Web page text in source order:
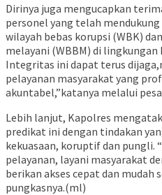
Dirinya juga mengucapkan
personel yang telah
wilayah bebas korupsi (WBK)
melayani (WBBM) di lingkungan
Integritas ini dapat terus
pelayanan masyarakat yang
akuntabel,”katanya melalui
Lebih lanjut, Kapolres
predikat ini dengan tindakan
kekuasaan, koruptif dan pungli.
pelayanan, layani masyarakat
berikan akses cepat dan mudah
pungkasnya.(ml)